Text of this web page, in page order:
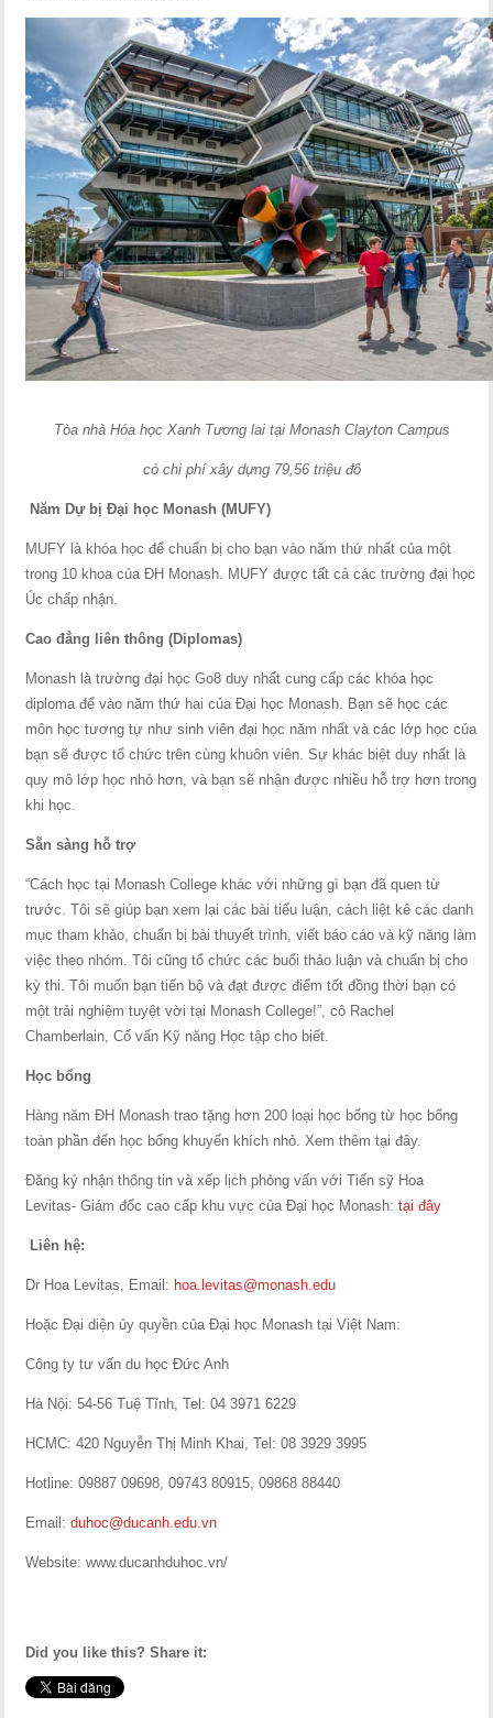
Tòa nhà Hóa học Xanh Tương lai tại Monash Clayton Campus
có chi phí xây dựng 79,56 triệu đô
Năm Dự bị Đại học Monash (MUFY)
MUFY là khóa học để chuẩn bị cho bạn vào năm thứ nhất của một
trong 10 khoa của ĐH Monash. MUFY được tất cả các trường đại học
Úc chấp nhận.
Cao đẳng liên thông (Diplomas)
Monash là trường đại học Go8 duy nhất cung cấp các khóa học
diploma để vào năm thứ hai của Đại học Monash. Bạn sẽ học các
môn học tương tự như sinh viên đại học năm nhất và các lớp học của
bạn sẽ được tổ chức trên cùng khuôn viên. Sự khác biệt duy nhất là
quy mô lớp học nhỏ hơn, và bạn sẽ nhận được nhiều hỗ trợ hơn trong
khi học.
Sẵn sàng hỗ trợ
“Cách học tại Monash College khác với những gì bạn đã quen từ
trước. Tôi sẽ giúp bạn xem lại các bài tiểu luận, cách liệt kê các danh
mục tham khảo, chuẩn bị bài thuyết trình, viết báo cáo và kỹ năng làm
việc theo nhóm. Tôi cũng tổ chức các buổi thảo luận và chuẩn bị cho
kỳ thi. Tôi muốn bạn tiến bộ và đạt được điểm tốt đồng thời bạn có
một trải nghiệm tuyệt vời tại Monash College!”, cô Rachel
Chamberlain, Cố vấn Kỹ năng Học tập cho biết.
Học bổng
Hàng năm ĐH Monash trao tặng hơn 200 loại học bổng từ học bổng
toàn phần đến học bổng khuyến khích nhỏ. Xem thêm tại đây.
Đăng ký nhận thông tin và xếp lịch phỏng vấn với Tiến sỹ Hoa
Levitas- Giám đốc cao cấp khu vực của Đại học Monash:tại đây
Liên hệ:
Dr Hoa Levitas, Email: hoa.levitas@monash.edu
Hoặc Đại diện ủy quyền của Đại học Monash tại Việt Nam:
Công ty tư vấn du học Đức Anh
Hà Nội: 54-56 Tuệ Tĩnh, Tel: 04 3971 6229
HCMC: 420 Nguyễn Thị Minh Khai, Tel: 08 3929 3995
Hotline: 09887 09698, 09743 80915, 09868 88440
Email:duhoc@ducanh.edu.vn
Website: www.ducanhduhoc.vn/
Did you like this? Share it: